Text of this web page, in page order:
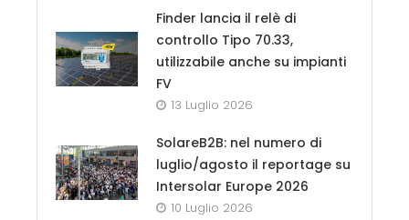
Finder lancia il relè di
controllo Tipo 70.33,
utilizzabile anche su impianti
FV
13 Luglio 2026
SolareB2B: nel numero di
luglio/agosto il reportage su
Intersolar Europe 2026
10 Luglio 2026